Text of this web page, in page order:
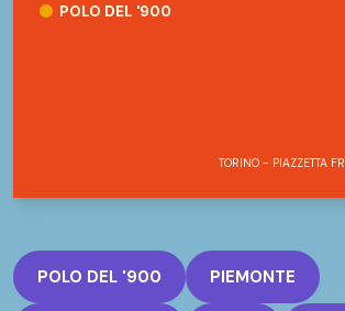
POLO DEL '900
TORINO - PIAZZETTA
POLO DEL '900 PIEMONTE
lettura del Polo del ’900, Palazzo San